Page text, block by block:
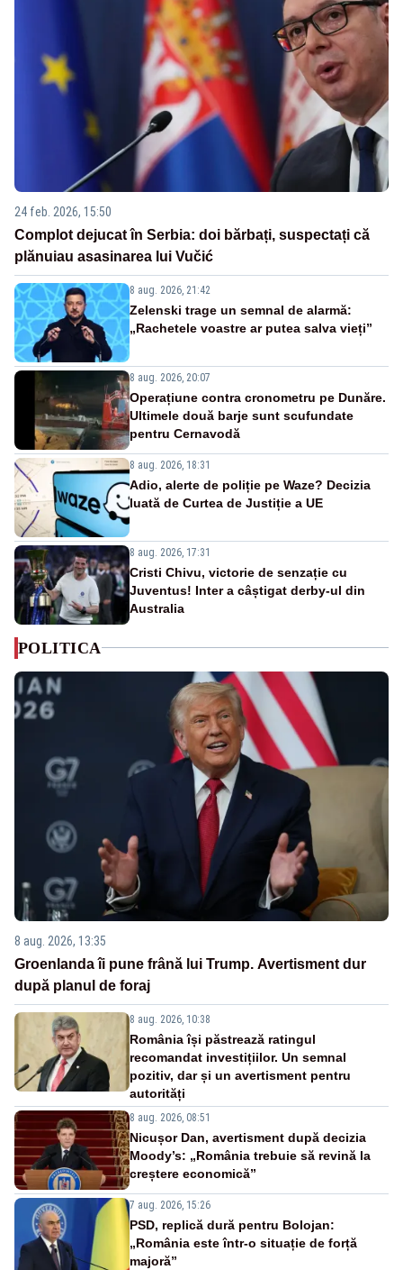
24 feb. 2026, 15:50
Complot dejucat în Serbia: doi bărbați, suspectați că
plănuiau asasinarea lui Vučić
8 aug. 2026, 21:42
Zelenski trage un semnal de alarmă:
„Rachetele voastre ar putea salva vieți”
8 aug. 2026, 20:07
Operațiune contra cronometru pe Dunăre.
Ultimele două barje sunt scufundate
pentru Cernavodă
8 aug. 2026, 18:31
Adio, alerte de poliție pe Waze? Decizia
luată de Curtea de Justiție a UE
8 aug. 2026, 17:31
Cristi Chivu, victorie de senzație cu
Juventus! Inter a câștigat derby-ul din
Australia
POLITICA
8 aug. 2026, 13:35
Groenlanda îi pune frână lui Trump. Avertisment dur
după planul de foraj
8 aug. 2026, 10:38
România își păstrează ratingul
recomandat investițiilor. Un semnal
pozitiv, dar și un avertisment pentru
autorități
8 aug. 2026, 08:51
Nicușor Dan, avertisment după decizia
Moody’s: „România trebuie să revină la
creștere economică”
7 aug. 2026, 15:26
PSD, replică dură pentru Bolojan:
„România este într-o situație de forță
majoră”